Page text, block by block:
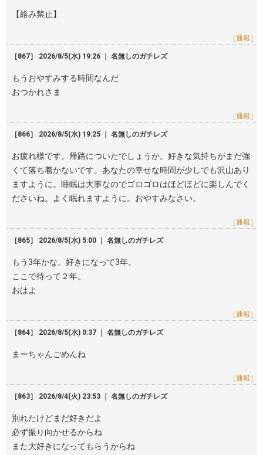
【絡み禁止】
［通報］
［867］ 2026/8/5(水) 19:26 ｜ 名無しのガチレズ
もうおやすみする時間なんだ
おつかれさま
［通報］
［866］ 2026/8/5(水) 19:25 ｜ 名無しのガチレズ
お疲れ様です。帰路についたでしょうか。好きな気持ちがまだ強
くて落ち着かないです。あなたの幸せな時間が少しでも沢山あり
ますように。睡眠は大事なのでゴロゴロはほどほどに楽しんでく
ださいね。よく眠れますように。おやすみなさい。
［通報］
［865］ 2026/8/5(水) 5:00 ｜ 名無しのガチレズ
もう3年かな。好きになって3年。
ここで待って２年。
おはよ
［通報］
［864］ 2026/8/5(水) 0:37 ｜ 名無しのガチレズ
まーちゃんごめんね
［通報］
［863］ 2026/8/4(火) 23:53 ｜ 名無しのガチレズ
別れたけどまだ好きだよ
必ず振り向かせるからね
また大好きになってもらうからね